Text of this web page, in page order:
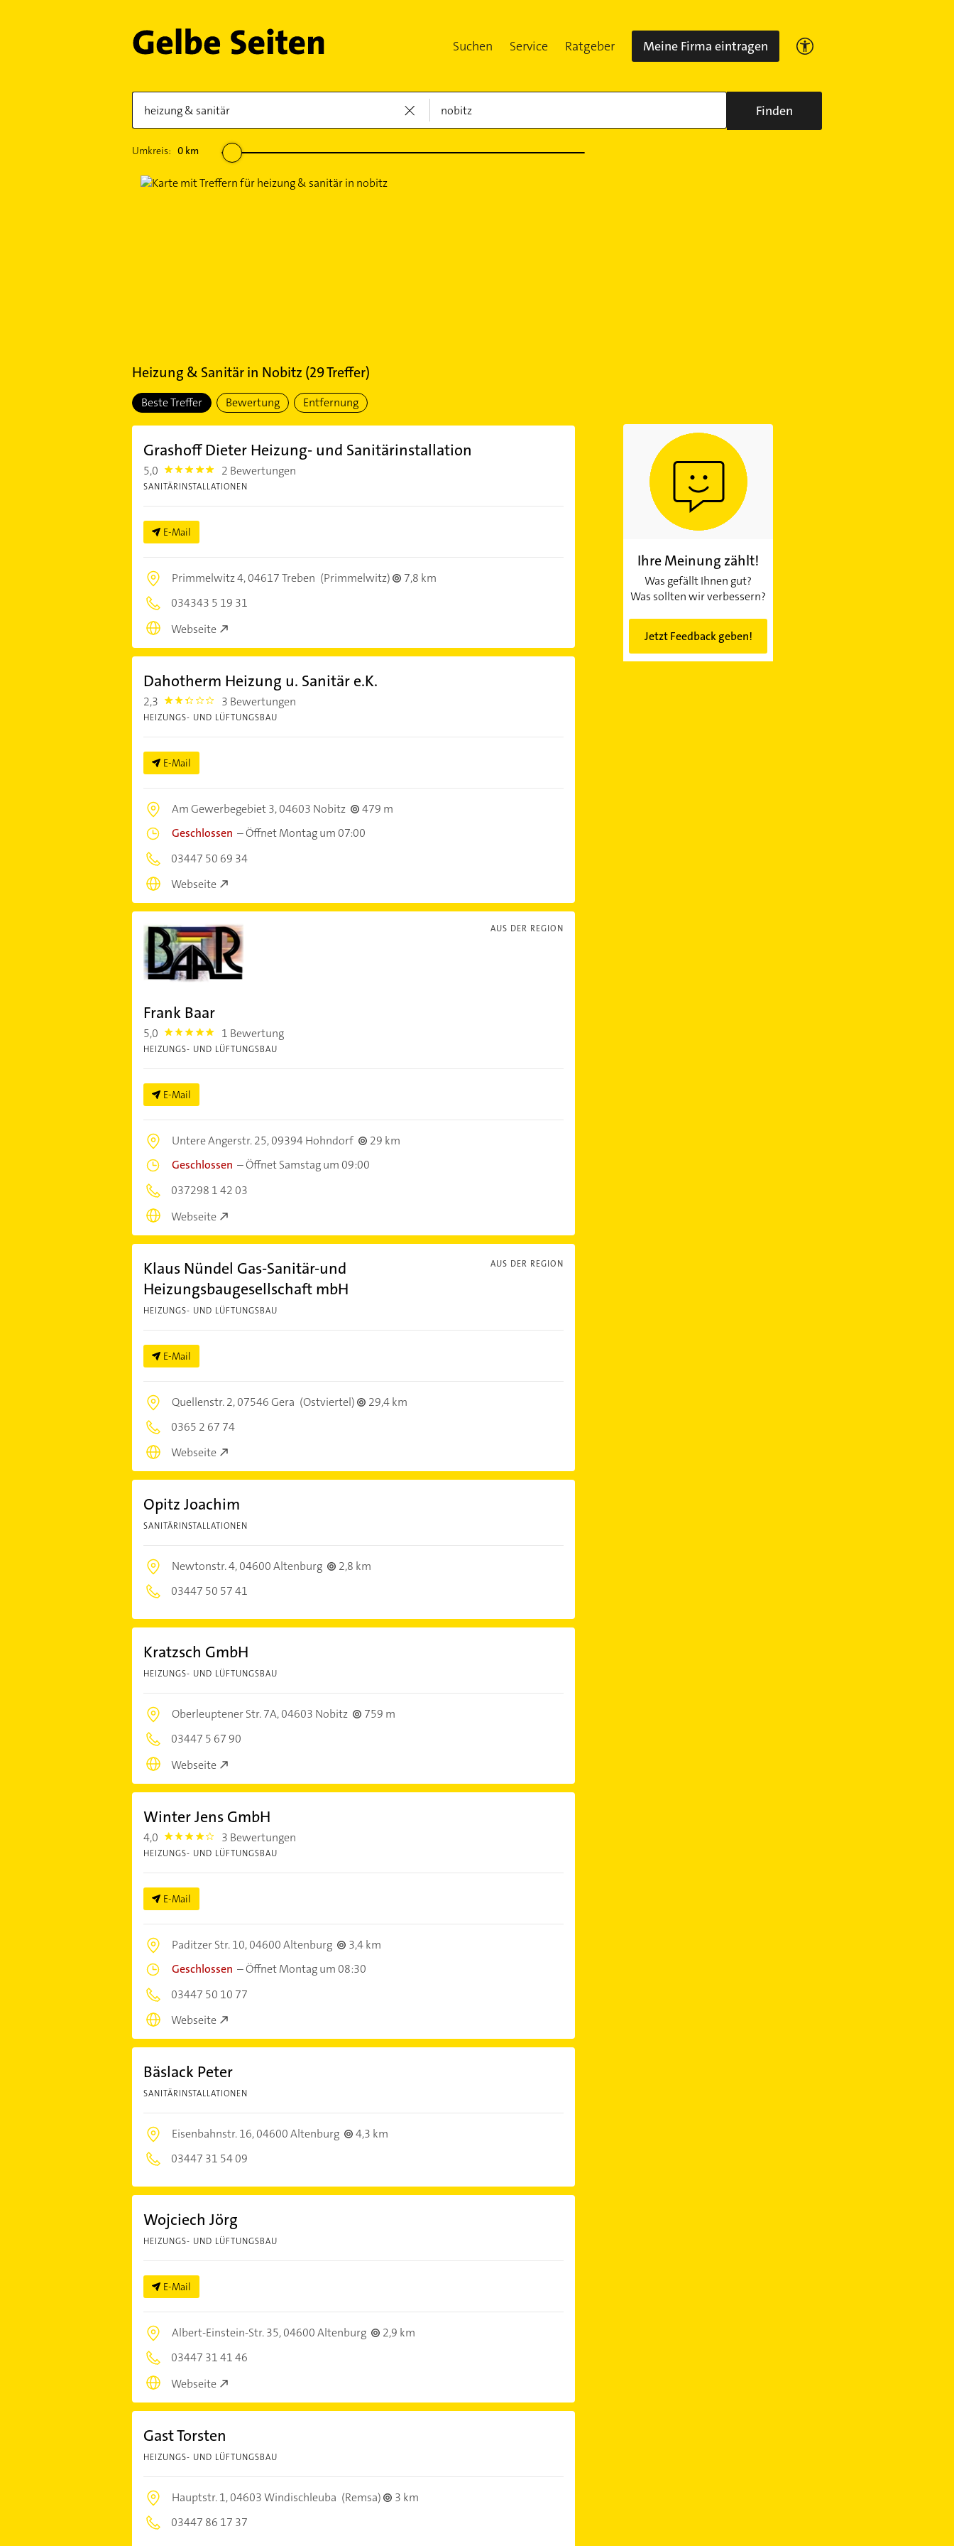
Suchen Service Ratgeber Meine Firma eintragen
Finden
Umkreis: 0km
Heizung & Sanitärin Nobitz (29Treffer)
Beste Treffer Bewertung Entfernung
Grashoff Dieter Heizung- und Sanitärinstallation
5,0 5.0 2 Bewertungen
SANITÄRINSTALLATIONEN
E-Mail
Primmelwitz 4,04617 Treben (Primmelwitz)
7,8 km
034343 5 19 31
Webseite
Dahotherm Heizung u. Sanitär e.K.
2,3 2.3 3 Bewertungen
HEIZUNGS- UND LÜFTUNGSBAU
E-Mail
Am Gewerbegebiet 3,04603 Nobitz
479 m
Geschlossen –Öffnet Montag um 07:00
03447 50 69 34
Webseite
AUS DER REGION
Frank Baar
5,0 5.0 1 Bewertung
HEIZUNGS- UND LÜFTUNGSBAU
E-Mail
Untere Angerstr. 25,09394 Hohndorf
29 km
Geschlossen –Öffnet Samstag um 09:00
037298 1 42 03
Webseite
AUS DER REGION
Klaus Nündel Gas-Sanitär-und
Heizungsbaugesellschaft mbH
HEIZUNGS- UND LÜFTUNGSBAU
E-Mail
Quellenstr. 2,07546 Gera (Ostviertel)
29,4 km
0365 2 67 74
Webseite
Opitz Joachim
SANITÄRINSTALLATIONEN
Newtonstr. 4,04600 Altenburg
2,8 km
03447 50 57 41
Kratzsch GmbH
HEIZUNGS- UND LÜFTUNGSBAU
Oberleuptener Str. 7A,04603 Nobitz
759 m
03447 5 67 90
Webseite
Winter Jens GmbH
4,0 4.0 3 Bewertungen
HEIZUNGS- UND LÜFTUNGSBAU
E-Mail
Paditzer Str. 10,04600 Altenburg
3,4 km
Geschlossen –Öffnet Montag um 08:30
03447 50 10 77
Webseite
Bäslack Peter
SANITÄRINSTALLATIONEN
Eisenbahnstr. 16,04600 Altenburg
4,3 km
03447 31 54 09
Wojciech Jörg
HEIZUNGS- UND LÜFTUNGSBAU
E-Mail
Albert-Einstein-Str. 35,04600 Altenburg
2,9 km
03447 31 41 46
Webseite
Gast Torsten
HEIZUNGS- UND LÜFTUNGSBAU
Hauptstr. 1,04603 Windischleuba (Remsa)
3 km
03447 86 17 37
Ihre Meinung zählt!
Was gefällt Ihnen gut?
Was sollten wir verbessern?
Jetzt Feedback geben!